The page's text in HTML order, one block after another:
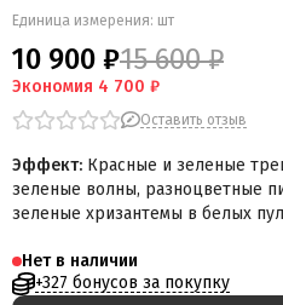
Единица измерения: шт
10 900 ₽15 600 ₽
Экономия 4 700 ₽
Оставить отзыв
Эффект: Красные и зеленые
зеленые волны, разноцветные
зеленые хризантемы в белых
Нет в наличии
+327 бонусов за покупку